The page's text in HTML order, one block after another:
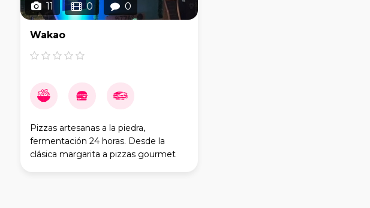
11 0 0
Wakao
Pizzas artesanas a la piedra,
fermentación 24 horas. Desde la
clásica margarita a pizzas gourmet